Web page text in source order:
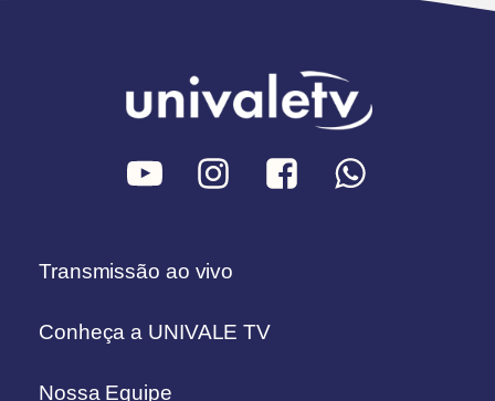
Transmissão ao vivo
Conheça a UNIVALE TV
Nossa Equipe